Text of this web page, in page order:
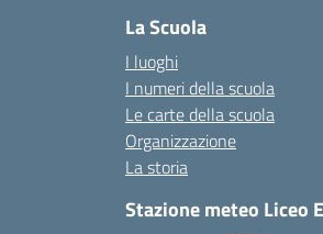
La Scuola
I luoghi
I numeri della scuola
Le carte della scuola
Organizzazione
La storia
Stazione meteo Liceo